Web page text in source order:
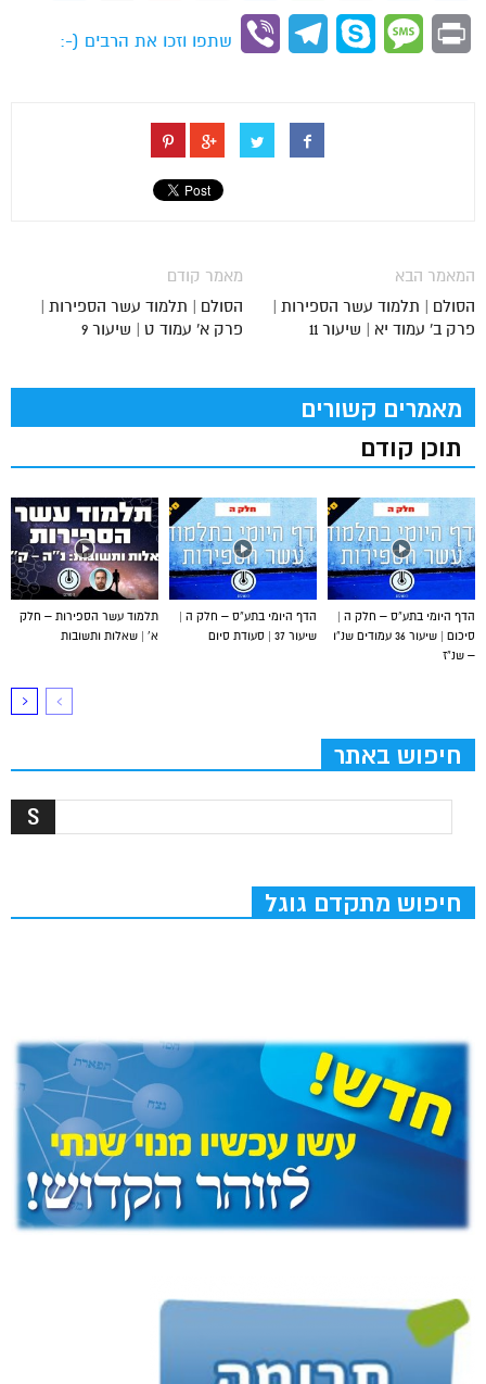
Print
Message
Skype
Telegram
Viber
שתפו וזכו את הרבים (-:
מאמר קודם
הסולם | תלמוד עשר הספירות |
פרק א' עמוד ט | שיעור 9
המאמר הבא
הסולם | תלמוד עשר הספירות |
פרק ב' עמוד יא | שיעור 11
מאמרים קשורים
תוכן קודם
תלמוד עשר הספירות – חלק
א’ | שאלות ותשובות
הדף היומי בתע”ס – חלק ה |
שיעור 37 | סעודת סיום
הדף היומי בתע”ס – חלק ה |
סיכום | שיעור 36 עמודים שנ”ו
– שנ”ז
חיפוש באתר
חיפוש מתקדם גוגל